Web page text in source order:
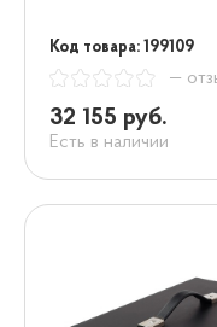
Код товара: 199109
—
32 155 руб.
Есть в наличии